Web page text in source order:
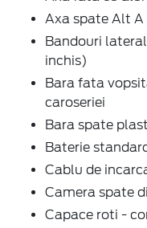
Axa spate Alt A
Bandouri
inchis)
Bara fata
caroseriei
Bara spate
Baterie
Cablu de
Camera spate
Capace roti -